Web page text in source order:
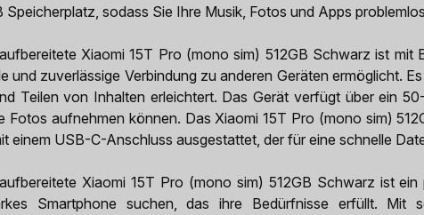
Speicherplatz, sodass Sie Ihre Musik, Fotos und Apps
Xiaomi 15T Pro (mono sim) 512GB Schwarz ist mit
und zuverlässige Verbindung zu anderen Geräten ermöglicht.
Teilen von Inhalten erleichtert. Das Gerät verfügt über ein
Fotos aufnehmen können. Das Xiaomi 15T Pro (mono sim)
einem USB-C-Anschluss ausgestattet, der für eine schnelle
Xiaomi 15T Pro (mono sim) 512GB Schwarz ist
Smartphone suchen, das ihre Bedürfnisse erfüllt. Mit